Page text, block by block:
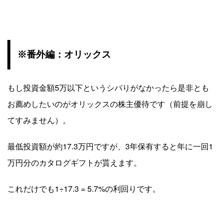
※番外編：オリックス
もし投資金額5万以下というシバりがなかったら是非とも
お薦めしたいのがオリックスの株主優待です（前提を崩し
てすみません）。
最低投資額が約17.3万円ですが、3年保有すると年に一回1
万円分のカタログギフトが貰えます。
これだけでも1÷17.3 = 5.7%の利回りです。